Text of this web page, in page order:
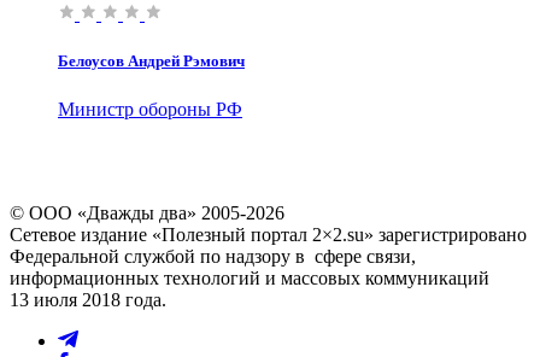
Белоусов Андрей Рэмович
Министр обороны РФ
© ООО «Дважды два» 2005-2026
Сетевое издание «Полезный портал 2×2.su» зарегистрировано
Федеральной службой по надзору в сфере связи,
информационных технологий и массовых коммуникаций
13 июля 2018 года.